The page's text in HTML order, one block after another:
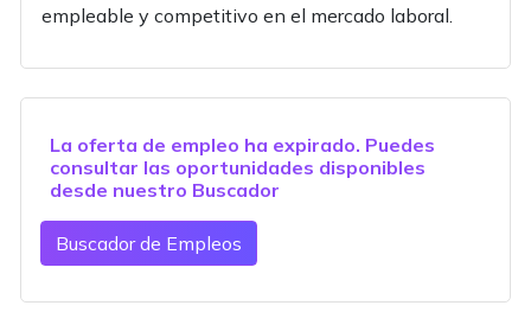
empleable y competitivo en el mercado laboral.
La oferta de empleo ha expirado. Puedes
consultar las oportunidades disponibles
desde nuestro Buscador
Buscador de Empleos